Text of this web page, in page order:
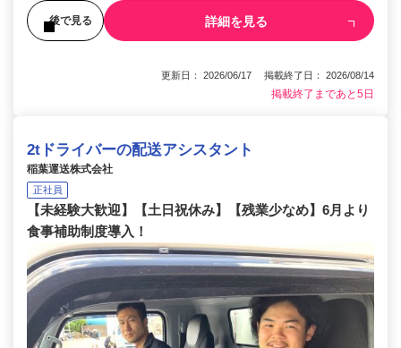
後で見る 詳細を見る
更新日： 2026/06/17 掲載終了日： 2026/08/14
掲載終了まであと5日
2tドライバーの配送アシスタント
稲葉運送株式会社
正社員
【未経験大歓迎】【土日祝休み】【残業少なめ】6月より
食事補助制度導入！